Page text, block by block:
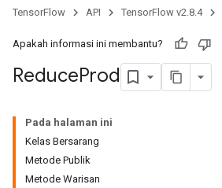
TensorFlow API TensorFlow v2.8.4
Apakah informasi ini membantu?
ReduceProd
Pada halaman ini
Kelas Bersarang
Metode Publik
Metode Warisan